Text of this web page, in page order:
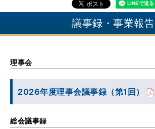
議事録・事業報告
理事会
2026年度理事会議事録（第1回）
総会議事録